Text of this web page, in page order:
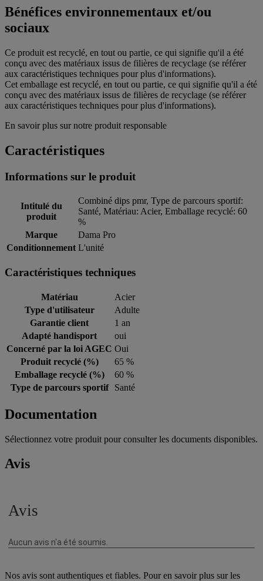
Bénéfices environnementaux et/ou
sociaux
Ce produit est recyclé, en tout ou partie, ce qui signifie qu'il a été
conçu avec des matériaux issus de filières de recyclage (se référer
aux caractéristiques techniques pour plus d'informations).
Cet emballage est recyclé, en tout ou partie, ce qui signifie qu'il a été
conçu avec des matériaux issus de filières de recyclage (se référer
aux caractéristiques techniques pour plus d'informations).
En savoir plus sur notre produit responsable
Caractéristiques
Informations sur le produit
Intitulé du
produit
Combiné dips pmr, Type de parcours sportif:
Santé, Matériau: Acier, Emballage recyclé: 60
%
Marque
Dama Pro
Conditionnement L'unité
Caractéristiques techniques
Matériau
Acier
Type d'utilisateur
Adulte
Garantie client
1 an
Adapté handisport
oui
Concerné par la loi AGEC Oui
Produit recyclé (%)
65 %
Emballage recyclé (%)
60 %
Type de parcours sportif
Santé
Documentation
Sélectionnez votre produit pour consulter les documents disponibles.
Avis
Nos avis sont authentiques et fiables. Pour en savoir plus sur les